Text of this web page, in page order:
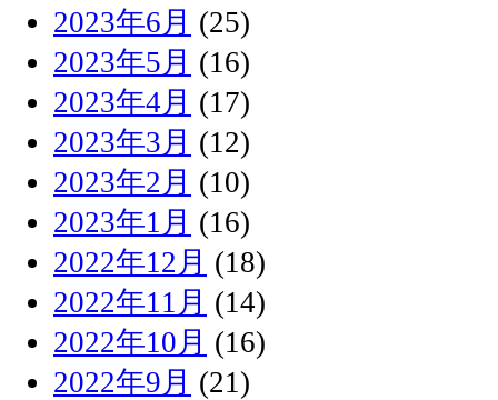
2023年6月 (25)
2023年5月 (16)
2023年4月 (17)
2023年3月 (12)
2023年2月 (10)
2023年1月 (16)
2022年12月 (18)
2022年11月 (14)
2022年10月 (16)
2022年9月 (21)